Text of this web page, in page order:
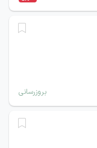
بروزرسانی